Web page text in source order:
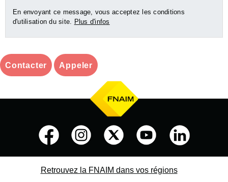
En envoyant ce message, vous acceptez les conditions
d'utilisation du site. Plus d'infos
Contacter Appeler
Retrouvez la FNAIM dans vos régions